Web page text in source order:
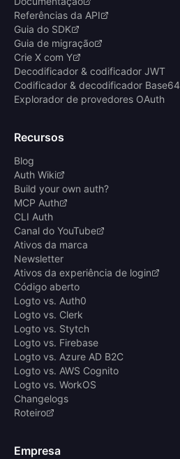
Referências da API
Guia do SDK
Guia de migração
Crie X com Y
Decodificador & codificador JWT
Codificador & decodificador Base64
Explorador de provedores OAuth
Recursos
Blog
Auth Wiki
Build your own auth?
MCP Auth
CLI Auth
Canal do YouTube
Ativos da marca
Newsletter
Ativos da experiência de login
Código aberto
Logto vs. Auth0
Logto vs. Clerk
Logto vs. Stytch
Logto vs. Firebase
Logto vs. Azure AD B2C
Logto vs. AWS Cognito
Logto vs. WorkOS
Changelogs
Roteiro
Empresa